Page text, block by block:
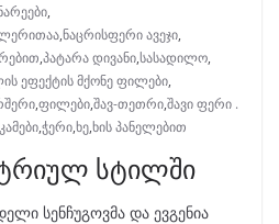
,
,ნაცრისფერი ავეჯი,
,პატარა დივანი,სასადილო,
ეფექტის მქონე ფილები,
,ფილები,შავ-თეთრი,შავი ფერი .
,ჭერი,ხე,ხის პანელებით
სტილში
სენჩუგოვმა და ევგენია